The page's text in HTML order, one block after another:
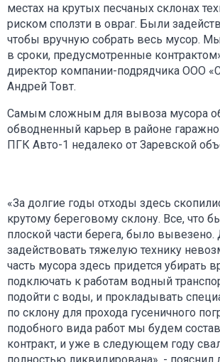
местах на крутых песчаных склонах
риском сползти в овраг. Были
чтобы вручную собрать весь мусор.
в сроки, предусмотренные
директор компании-подрядчика ООО
Андрей Товт.
Самым сложным для вывоза мусора
обводненный карьер в районе
ПГК Авто-1 недалеко от Заревской
«За долгие годы отходы здесь
крутому береговому склону. Все, что
плоской части берега, было
задействовать тяжелую технику
часть мусора здесь придется убирать
подключать к работам водный
подойти с воды, и прокладывать
по склону для прохода гусеничного
подобного вида работ мы будем
контракт, и уже в следующем году